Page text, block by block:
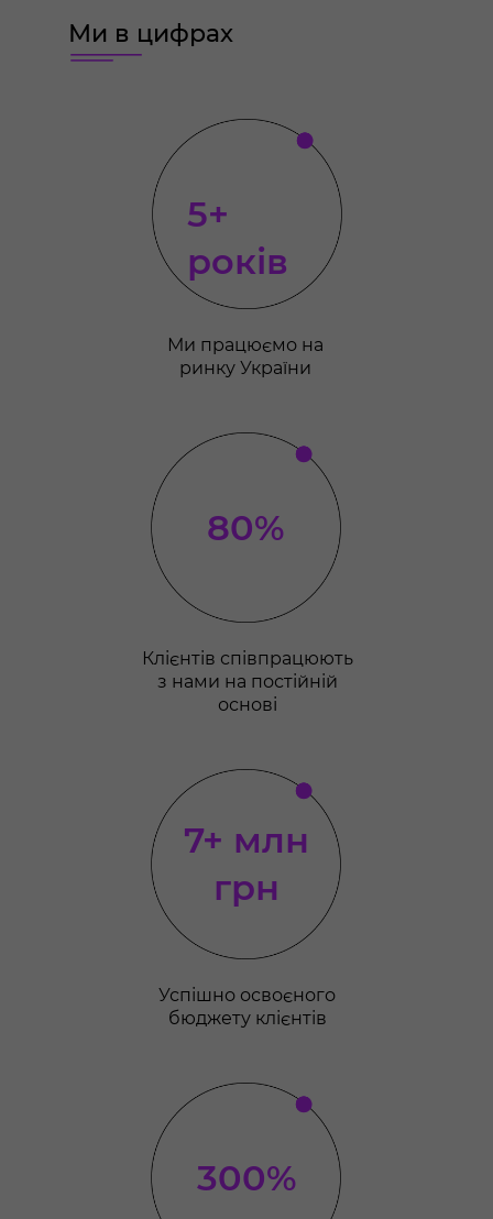
Ми в цифрах
5+
років
Ми працюємо на
ринку України
80%
Клієнтів співпрацюють
з нами на постійній
основі
7+ млн
грн
Успішно освоєного
бюджету клієнтів
300%